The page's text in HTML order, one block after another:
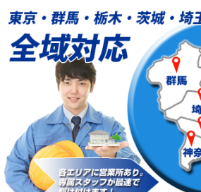
給水管工事※（塩ビ管（VP・HI）使
用/3ｍまで)
給水管工事※（塩ビ管（VP・HI）使
用（追加）/3ｍ超え)
給水管工事※（ライニング鋼管・銅
管・ポリ管・HT管使用/3ｍまで)
給水管工事※（ライニング鋼管・銅
管・ポリ管・HT管使用/3ｍ超え)